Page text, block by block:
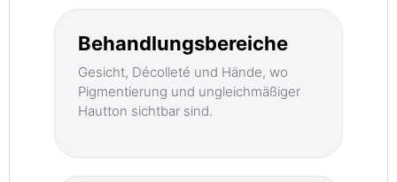
Behandlungsbereiche
Gesicht, Décolleté und Hände, wo
Pigmentierung und ungleichmäßiger
Hautton sichtbar sind.